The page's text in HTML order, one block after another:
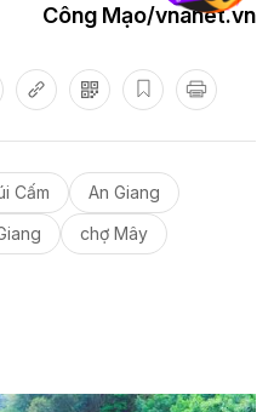
Công Mạo/vnanet.vn
Cấm
An Giang
chợ Mây